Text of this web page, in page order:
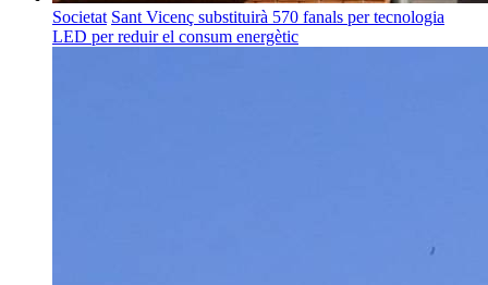
Societat Sant Vicenç substituirà 570 fanals per tecnologia
LED per reduir el consum energètic